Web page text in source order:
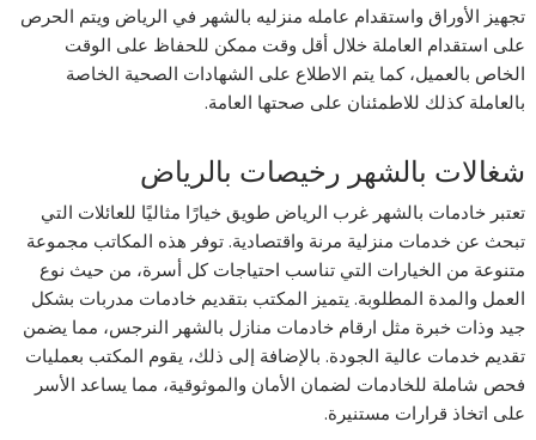
تجهيز الأوراق واستقدام عامله منزليه بالشهر في الرياض ويتم الحرص
على استقدام العاملة خلال أقل وقت ممكن للحفاظ على الوقت
الخاص بالعميل، كما يتم الاطلاع على الشهادات الصحية الخاصة
بالعاملة كذلك للاطمئنان على صحتها العامة.
شغالات بالشهر رخيصات بالرياض
تعتبر خادمات بالشهر غرب الرياض طويق خيارًا مثاليًا للعائلات التي
تبحث عن خدمات منزلية مرنة واقتصادية. توفر هذه المكاتب مجموعة
متنوعة من الخيارات التي تناسب احتياجات كل أسرة، من حيث نوع
العمل والمدة المطلوبة. يتميز المكتب بتقديم خادمات مدربات بشكل
جيد وذات خبرة مثل ارقام خادمات منازل بالشهر النرجس، مما يضمن
تقديم خدمات عالية الجودة. بالإضافة إلى ذلك، يقوم المكتب بعمليات
فحص شاملة للخادمات لضمان الأمان والموثوقية، مما يساعد الأسر
على اتخاذ قرارات مستنيرة.